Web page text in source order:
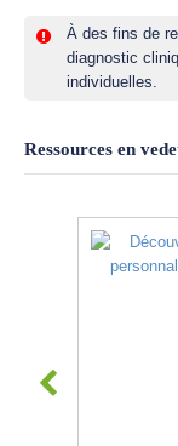
À des fins de
diagnostic
individuelles.
Ressources en